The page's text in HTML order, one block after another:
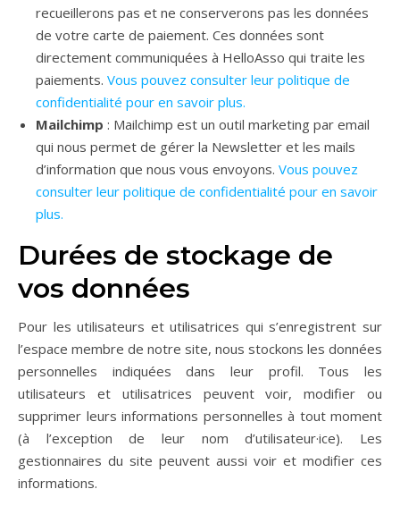
recueillerons pas et ne conserverons pas les données
de votre carte de paiement. Ces données sont
directement communiquées à HelloAsso qui traite les
paiements. Vous pouvez consulter leur politique de
confidentialité pour en savoir plus.
Mailchimp : Mailchimp est un outil marketing par email
qui nous permet de gérer la Newsletter et les mails
d’information que nous vous envoyons. Vous pouvez
consulter leur politique de confidentialité pour en savoir
plus.
Durées de stockage de
vos données
Pour les utilisateurs et utilisatrices qui s’enregistrent sur
l’espace membre de notre site, nous stockons les données
personnelles indiquées dans leur profil. Tous les
utilisateurs et utilisatrices peuvent voir, modifier ou
supprimer leurs informations personnelles à tout moment
(à l’exception de leur nom d’utilisateur·ice). Les
gestionnaires du site peuvent aussi voir et modifier ces
informations.